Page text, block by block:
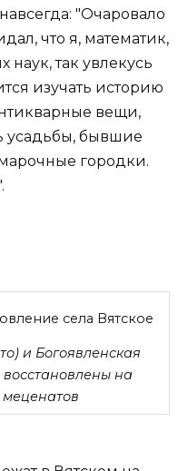
"Очаровало
что я, математик,
так увлекусь
изучать историю
вещи,
усадьбы, бывшие
городки.
и Богоявленская
на
меценатов